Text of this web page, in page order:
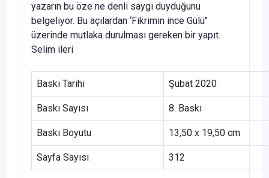
yazarın bu öze ne denli saygı duyduğunu
belgeliyor. Bu açılardan ‘Fikrimin ince Gülü"
üzerinde mutlaka durulması gereken bir yapıt.
Selim ileri
Baskı Tarihi Şubat 2020
Baskı Sayısı 8. Baskı
Baskı Boyutu 13,50 x 19,50 cm
Sayfa Sayısı 312